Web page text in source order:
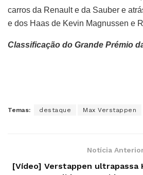
carros da Renault e da Sauber e
e dos Haas de Kevin Magnussen e
Classificação do Grande Prémio
Temas: destaque Max Verstappen
Notícia
[Vídeo] Verstappen ultrapassa